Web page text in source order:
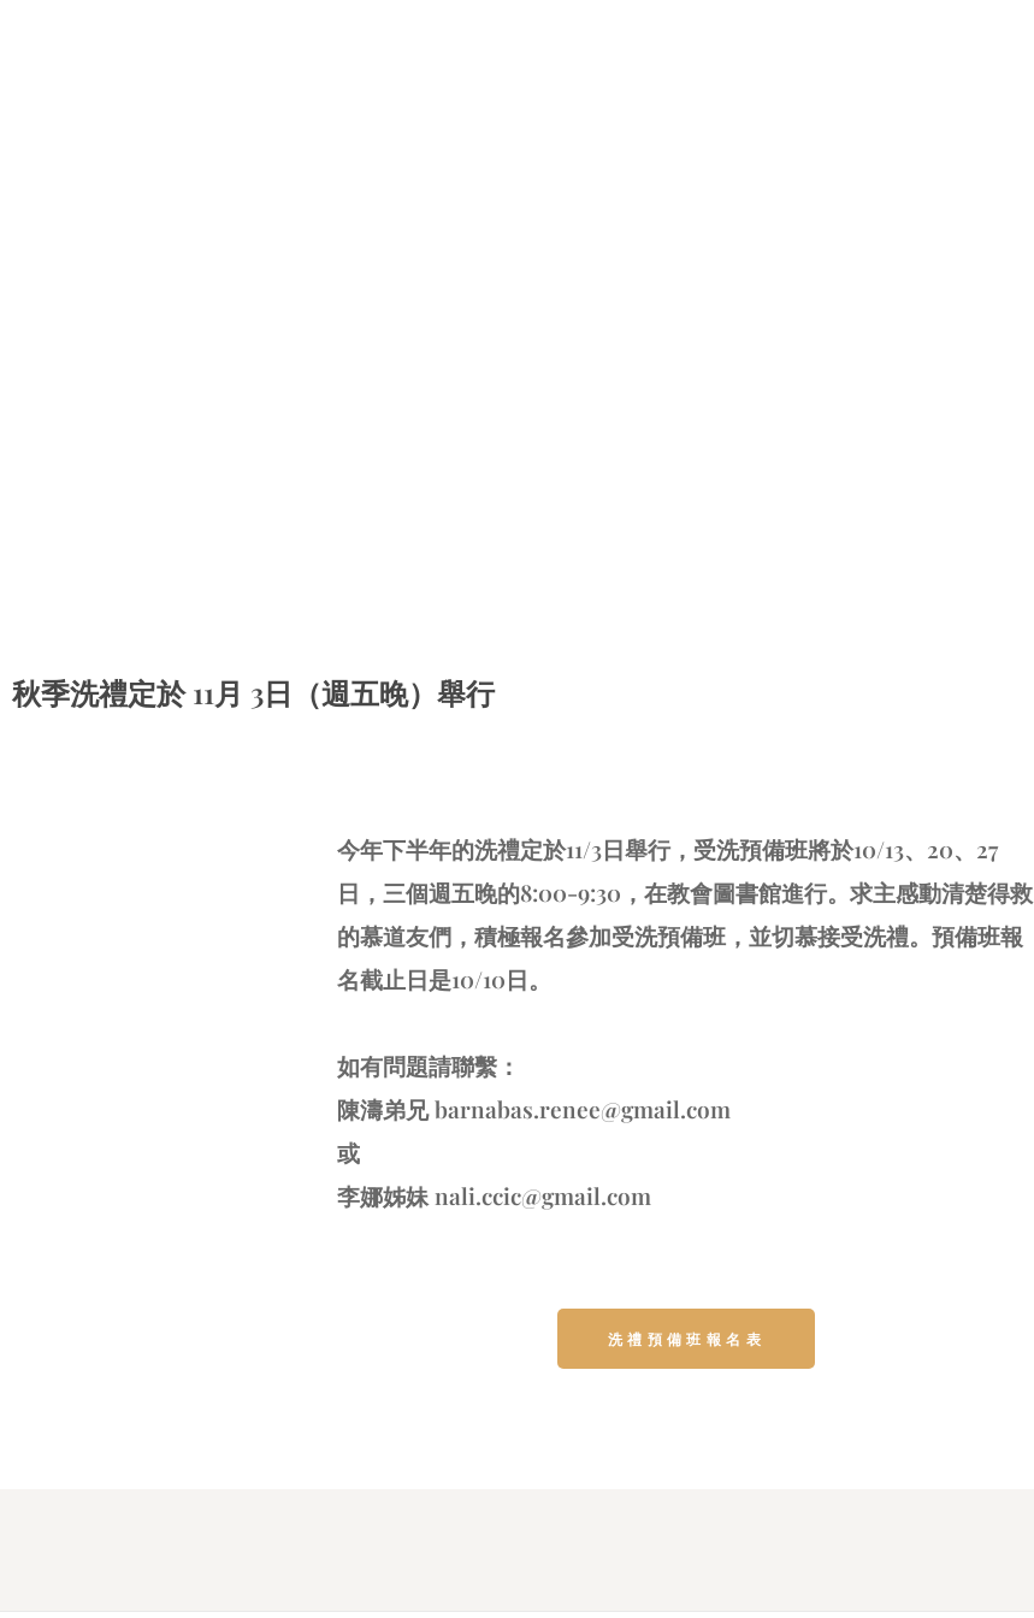
秋季洗禮定於 11月 3日（週五晚）舉行
今年下半年的洗禮定於11/3日舉行，受洗預備班將於10/13、20、27
日，三個週五晚的8:00-9:30，在教會圖書館進行。求主感動清楚得救
的慕道友們，積極報名參加受洗預備班，並切慕接受洗禮。預備班報
名截止日是10/10日。
如有問題請聯繫：
陳濤弟兄 barnabas.renee@gmail.com
或
李娜姊妹 nali.ccic@gmail.com
洗禮預備班報名表